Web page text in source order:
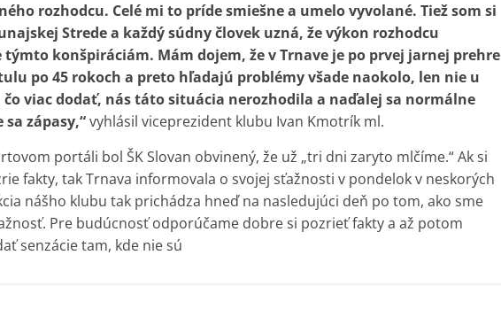
rozhodcu. Celé mi to príde smiešne a umelo vyvolané. Tiež som si
Strede a každý súdny človek uzná, že výkon rozhodcu
konšpiráciám. Mám dojem, že v Trnave je po prvej jarnej prehre
po 45 rokoch a preto hľadajú problémy všade naokolo, len nie u
viac dodať, nás táto situácia nerozhodila a naďalej sa normálne
zápasy,“vyhlásil viceprezident klubu Ivan Kmotrík ml.
portáli bol ŠK Slovan obvinený, že už „tri dni zaryto mlčíme.“ Ak si
fakty, tak Trnava informovala o svojej sťažnosti v pondelok v neskorých
nášho klubu tak prichádza hneď na nasledujúci deň po tom, ako sme
Pre budúcnosť odporúčame dobre si pozrieť fakty a až potom
senzácie tam, kde nie sú